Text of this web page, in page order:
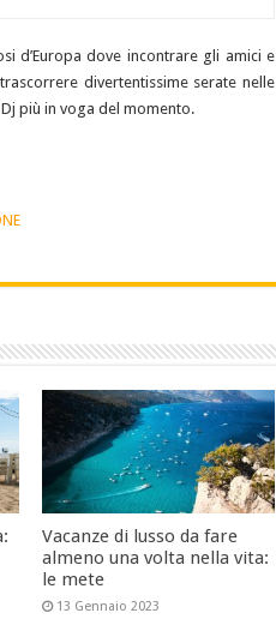
d’Europa dove incontrare gli amici e
divertentissime serate nelle
più in voga del momento.
Vacanze di lusso da fare
almeno una volta nella vita:
le mete
13 Gennaio 2023